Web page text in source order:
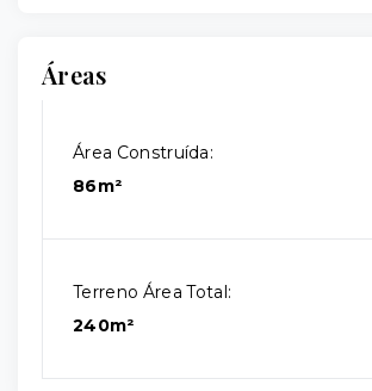
Áreas
Área Construída:
86m²
Terreno Área Total:
240m²